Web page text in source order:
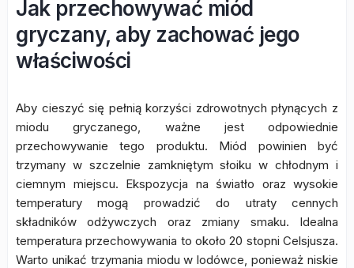
Jak przechowywać miód
gryczany, aby zachować jego
właściwości
Aby cieszyć się pełnią korzyści zdrowotnych płynących z
miodu gryczanego, ważne jest odpowiednie
przechowywanie tego produktu. Miód powinien być
trzymany w szczelnie zamkniętym słoiku w chłodnym i
ciemnym miejscu. Ekspozycja na światło oraz wysokie
temperatury mogą prowadzić do utraty cennych
składników odżywczych oraz zmiany smaku. Idealna
temperatura przechowywania to około 20 stopni Celsjusza.
Warto unikać trzymania miodu w lodówce, ponieważ niskie